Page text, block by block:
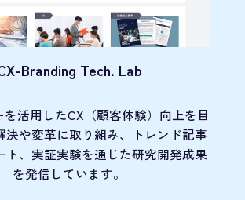
Branding Tech. Lab
を活用したCX（顧客体験）向上を目
決や変革に取り組み、トレンド記事
ト、実証実験を通じた研究開発成果
を発信しています。